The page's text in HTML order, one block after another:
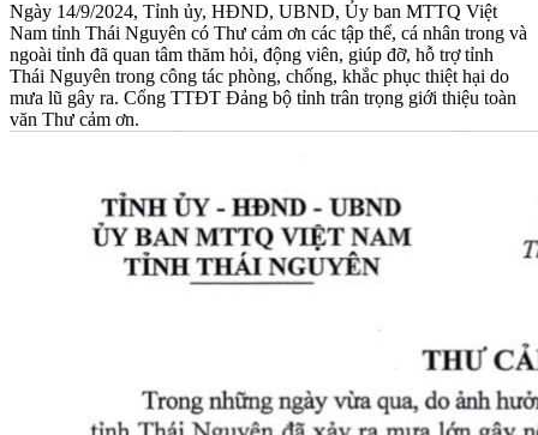
Ngày 14/9/2024, Tỉnh ủy, HĐND, UBND, Ủy ban MTTQ Việt
Nam tỉnh Thái Nguyên có Thư cảm ơn các tập thể, cá nhân trong và
ngoài tỉnh đã quan tâm thăm hỏi, động viên, giúp đỡ, hỗ trợ tỉnh
Thái Nguyên trong công tác phòng, chống, khắc phục thiệt hại do
mưa lũ gây ra. Cổng TTĐT Đảng bộ tỉnh trân trọng giới thiệu toàn
văn Thư cảm ơn.